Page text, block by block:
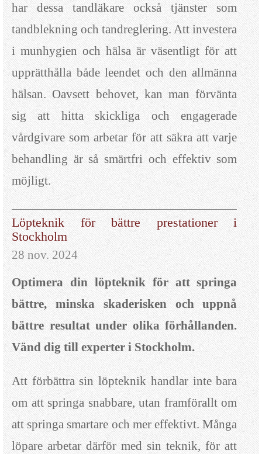
har dessa tandläkare också tjänster som
tandblekning och tandreglering. Att investera
i munhygien och hälsa är väsentligt för att
upprätthålla både leendet och den allmänna
hälsan. Oavsett behovet, kan man förvänta
sig att hitta skickliga och engagerade
vårdgivare som arbetar för att säkra att varje
behandling är så smärtfri och effektiv som
möjligt.
Löpteknik för bättre prestationer i
Stockholm
28 nov. 2024
Optimera din löpteknik för att springa
bättre, minska skaderisken och uppnå
bättre resultat under olika förhållanden.
Vänd dig till experter i Stockholm.
Att förbättra sin löpteknik handlar inte bara
om att springa snabbare, utan framförallt om
att springa smartare och mer effektivt. Många
löpare arbetar därför med sin teknik, för att